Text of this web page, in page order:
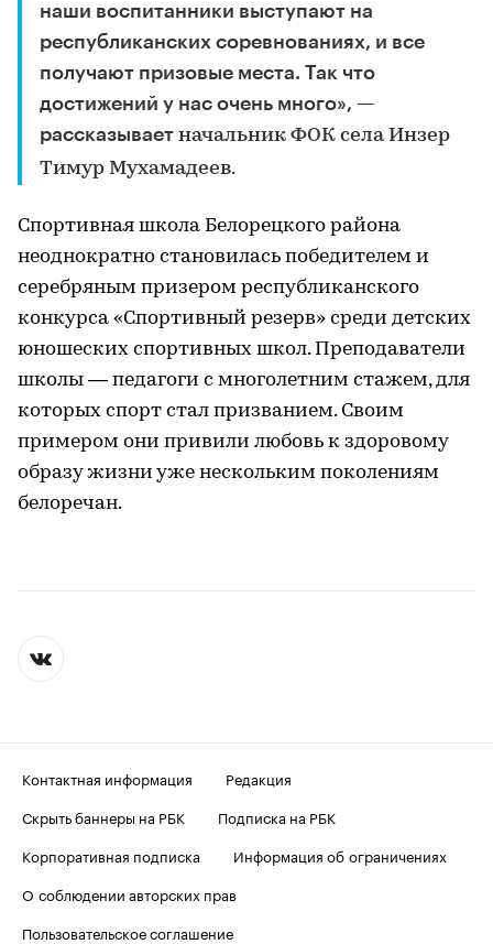
наши воспитанники выступают на
республиканских соревнованиях, и все
получают призовые места. Так что
достижений у нас очень много», —
рассказывает начальник ФОК села Инзер
Тимур Мухамадеев.
Спортивная школа Белорецкого района
неоднократно становилась победителем и
серебряным призером республиканского
конкурса «Спортивный резерв» среди детских
юношеских спортивных школ. Преподаватели
школы — педагоги с многолетним стажем, для
которых спорт стал призванием. Своим
примером они привили любовь к здоровому
образу жизни уже нескольким поколениям
белоречан.
Контактная информация
Редакция
Скрыть баннеры на РБК
Подписка на РБК
Корпоративная подписка
Информация об ограничениях
О соблюдении авторских прав
Пользовательское соглашение